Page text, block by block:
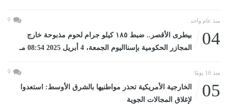
منذ عام واحد 0
04
بيطرى الأقصر.. ضبط ١٨٥ كيلو جرام لحوم مذبوحة خارج
المجازر الحكومية بإسنااليوم الجمعة، 4 أبريل 2025 08:54 مـ
منذ 16 يومًا 0
05
الخارجية الأمريكية تحذر مواطنيها بالشرق الأوسط: استعدوا
لإغلاق المجالات الجوية